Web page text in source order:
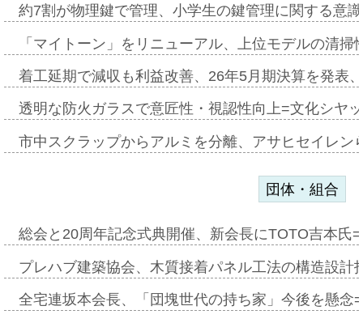
約7割が物理鍵で管理、小学生の鍵管理に関する意
「マイトーン」をリニューアル、上位モデルの清
着工延期で減収も利益改善、26年5月期決算を発表
透明な防火ガラスで意匠性・視認性向上=文化シヤ
市中スクラップからアルミを分離、アサヒセイレ
団体・組合
総会と20周年記念式典開催、新会長にTOTO吉本氏
プレハブ建築協会、木質接着パネル工法の構造設
全宅連坂本会長、「団塊世代の持ち家」今後を懸